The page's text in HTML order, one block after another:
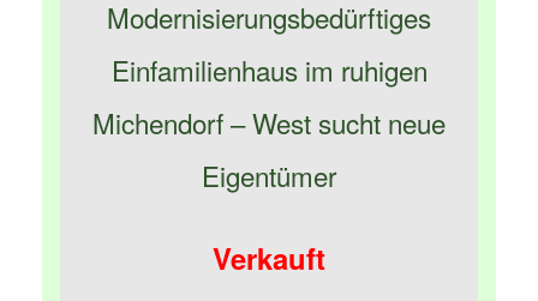
Modernisierungsbedürftiges
Einfamilienhaus im ruhigen
Michendorf – West sucht neue
Eigentümer
Verkauft